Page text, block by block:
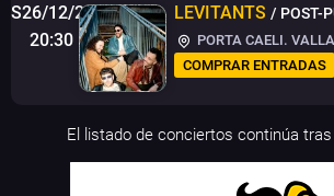
S26/12/26
20:30
LEVITANTS / POST-
PORTA CAELI.
COMPRAR ENTRADAS
El listado de conciertos continúa